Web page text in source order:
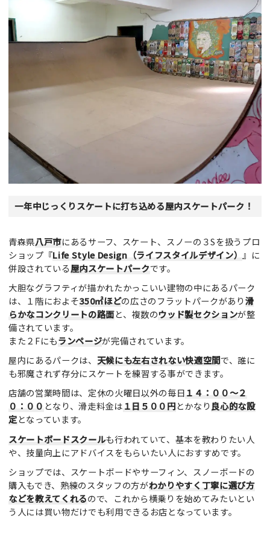
一年中じっくりスケートに打ち込める屋内スケートパーク！
青森県八戸市にあるサーフ、スケート、スノーの３Sを扱うプロ
ショップ『Life Style Design（ライフスタイルデザイン） 』に
併設されている屋内スケートパークです。
大胆なグラフティが描かれたかっこいい建物の中にあるパーク
は、１階におよそ350㎡ほどの広さのフラットパークがあり滑
らかなコンクリートの路面と、複数のウッド製セクションが整
備されています。
また２Fにもランページが完備されています。
屋内にあるパークは、 天候にも左右されない快適空間で、誰に
も邪魔されず存分にスケートを練習する事ができます。
店舗の営業時間は、定休の火曜日以外の毎日１４：００～２
０：００ となり、滑走料金は１日５００円とかなり良心的な設
定となっています。
スケートボードスクールも行われていて、基本を教わりたい人
や、技量向上にアドバイスをもらいたい人におすすめです。
ショップでは、スケートボードやサーフィン、スノーボードの
購入もでき、熟練のスタッフの方がわかりやすく丁寧に選び方
などを教えてくれるので、これから横乗りを始めてみたいとい
う人には買い物だけでも利用できるお店となっています。